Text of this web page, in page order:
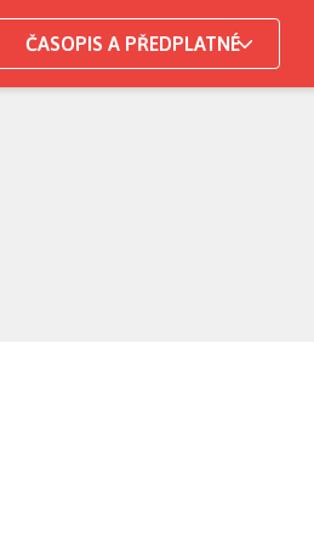
ČASOPIS A PŘEDPLATNÉ